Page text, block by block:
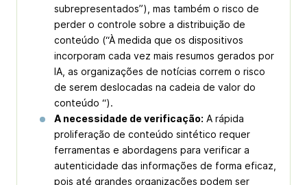
subrepresentados”), mas também o risco de
perder o controle sobre a distribuição de
conteúdo (“À medida que os dispositivos
incorporam cada vez mais resumos gerados por
IA, as organizações de notícias correm o risco
de serem deslocadas na cadeia de valor do
conteúdo “).
A necessidade de verificação: A rápida
proliferação de conteúdo sintético requer
ferramentas e abordagens para verificar a
autenticidade das informações de forma eficaz,
pois até grandes organizações podem ser